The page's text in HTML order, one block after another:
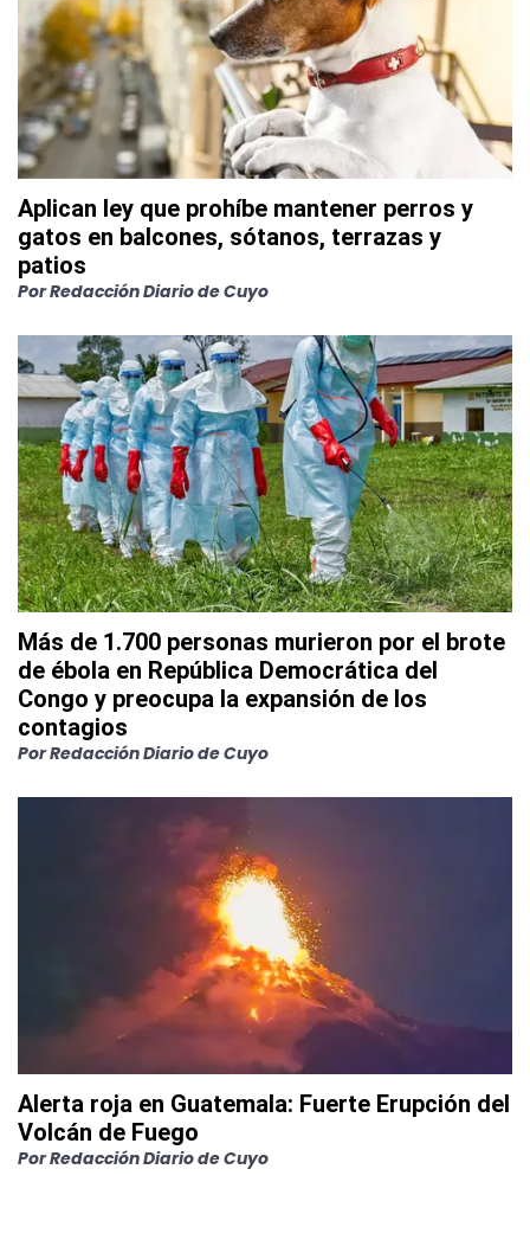
Aplican ley que prohíbe mantener perros y
gatos en balcones, sótanos, terrazas y
patios
PorRedacción Diario de Cuyo
Más de 1.700 personas murieron por el brote
de ébola en República Democrática del
Congo y preocupa la expansión de los
contagios
PorRedacción Diario de Cuyo
Alerta roja en Guatemala: Fuerte Erupción del
Volcán de Fuego
PorRedacción Diario de Cuyo